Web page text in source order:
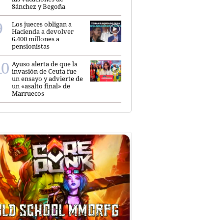
Sánchez y Begoña
Los jueces obligan a
Hacienda a devolver
6.400 millones a
pensionistas
Ayuso alerta de que la
invasión de Ceuta fue
un ensayo y advierte de
un «asalto final» de
Marruecos